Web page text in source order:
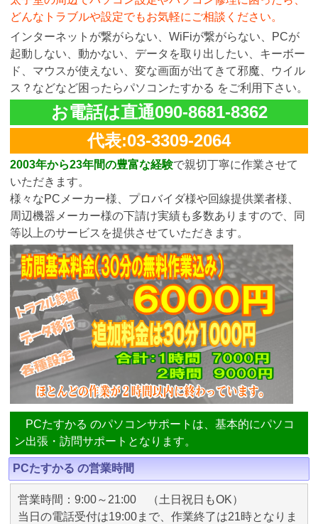
どんなトラブルや設定でもお気軽にご相談ください。
インターネットが繋がらない、WiFiが繋がらない、PCが
起動しない、動かない、データを取り出したい、キーボー
ド、マウスが使えない、変な画面が出てきて邪魔、ウイル
ス？などなど困ったらパソコンたすかる をご利用下さい。
お電話は直通090-8681-8362
代表:03-3309-2064
2003年から23年間の豊富な経験で親切丁寧に作業させて
いただきます。
様々なPCメーカー様、プロバイダ様や回線提供業者様、
周辺機器メーカー様の下請け実績も多数ありますので、同
等以上のサービスを提供させていただきます。
PCたすかる のパソコンサポートは、基本的にパソコ
ン出張・訪問サポートとなります。
PCたすかる の営業時間
営業時間：9:00～21:00 （土日祝日もOK）
当日の電話受付は19:00まで、作業終了は21時となりま